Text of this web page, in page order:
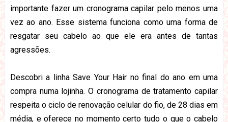
importante fazer um cronograma capilar pelo menos uma
vez ao ano. Esse sistema funciona como uma forma de
resgatar seu cabelo ao que ele era antes de tantas
agressões.
Descobri a linha Save Your Hair no final do ano em uma
compra numa lojinha. O cronograma de tratamento capilar
respeita o ciclo de renovação celular do fio, de 28 dias em
média, e oferece no momento certo tudo o que o cabelo